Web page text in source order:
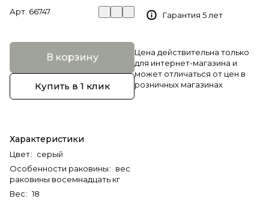
Арт. 66747
В корзину
Купить в 1 клик
Характеристики
Цвет: серый
Особенности раковины: вес
раковины восемнадцать кг
Вес: 18
Гарантия 5 лет
Цена действительна только
для интернет-магазина и
может отличаться от цен в
розничных магазинах